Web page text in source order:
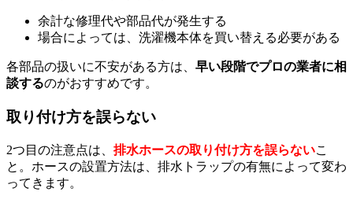
余計な修理代や部品代が発生する
場合によっては、洗濯機本体を買い替える必要がある
各部品の扱いに不安がある方は、 早い段階でプロの業者に相
談するのがおすすめです。
取り付け方を誤らない
2つ目の注意点は、 排水ホースの取り付け方を誤らないこ
と。ホースの設置方法は、排水トラップの有無によって変わ
ってきます。